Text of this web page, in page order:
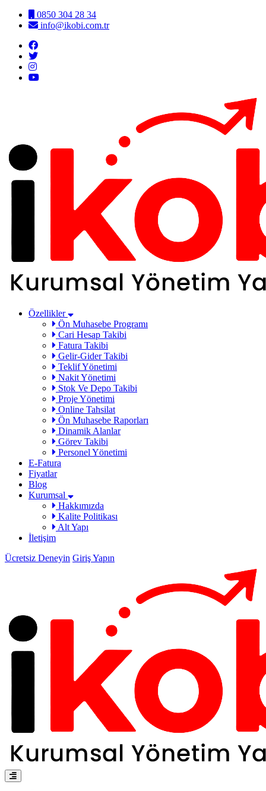
0850 304 28 34
info@ikobi.com.tr
Özellikler
Ön Muhasebe Programı
Cari Hesap Takibi
Fatura Takibi
Gelir-Gider Takibi
Teklif Yönetimi
Nakit Yönetimi
Stok Ve Depo Takibi
Proje Yönetimi
Online Tahsilat
Ön Muhasebe Raporları
Dinamik Alanlar
Görev Takibi
Personel Yönetimi
E-Fatura
Fiyatlar
Blog
Kurumsal
Hakkımızda
Kalite Politikası
Alt Yapı
İletişim
Ücretsiz Deneyin Giriş Yapın